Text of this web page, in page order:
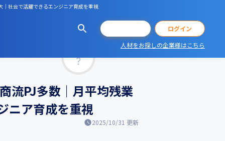
社会で活躍できるエンジニア育成を重視
ログイン
人材をお探しの企業様はこちら
流PJ多数｜月平均残業
ニア育成を重視
2025/10/31 更新